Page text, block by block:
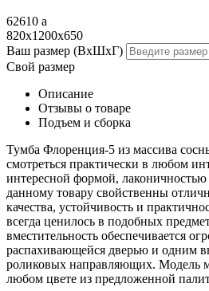
62610 a
820x1200x650
Ваш размер (ВхШхГ)
Свой размер
Описание
Отзывы о товаре
Подъем и сборка
Тумба Флоренция-5 из массива
смотреться практически в любом
интересной формой,
данному товару свойственны
качества, устойчивость и
всегда ценилось в подобных
вместительность обеспечивается
распахивающейся дверью и одним
роликовых направляющих. Модель
любом цвете из предложенной